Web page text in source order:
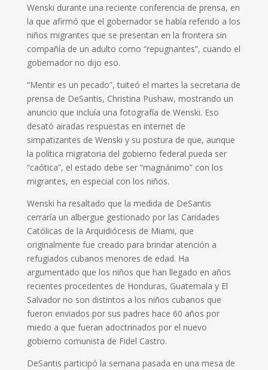
Wenski durante una reciente conferencia de prensa, en
la que afirmó que el gobernador se había referido a los
niños migrantes que se presentan en la frontera sin
compañía de un adulto como “repugnantes”, cuando el
gobernador no dijo eso.
“Mentir es un pecado”, tuiteó el martes la secretaria de
prensa de DeSantis, Christina Pushaw, mostrando un
anuncio que incluía una fotografía de Wenski. Eso
desató airadas respuestas en internet de
simpatizantes de Wenski y su postura de que, aunque
la política migratoria del gobierno federal pueda ser
“caótica”, el estado debe ser “magnánimo” con los
migrantes, en especial con los niños.
Wenski ha resaltado que la medida de DeSantis
cerraría un albergue gestionado por las Caridades
Católicas de la Arquidiócesis de Miami, que
originalmente fue creado para brindar atención a
refugiados cubanos menores de edad. Ha
argumentado que los niños que han llegado en años
recientes procedentes de Honduras, Guatemala y El
Salvador no son distintos a los niños cubanos que
fueron enviados por sus padres hace 60 años por
miedo a que fueran adoctrinados por el nuevo
gobierno comunista de Fidel Castro.
DeSantis participó la semana pasada en una mesa de